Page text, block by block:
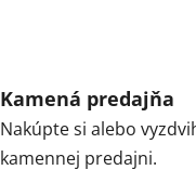
Kamená predajňa
Nakúpte si alebo
kamennej predajni.